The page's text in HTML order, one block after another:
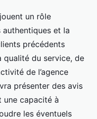
un rôle
et la
précédents
du service, de
de l’agence
présenter des avis
capacité à
les éventuels